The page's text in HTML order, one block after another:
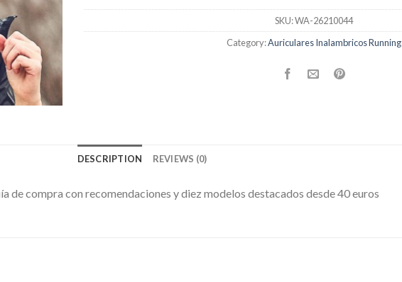
SKU:WA-26210044
Category:Auriculares Inalambricos Running
DESCRIPTION REVIEWS (0)
de compra con recomendaciones y diez modelos destacados desde 40 euros